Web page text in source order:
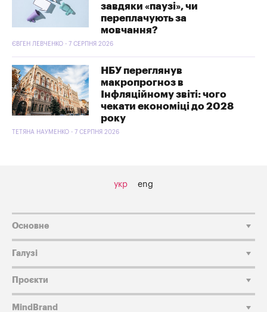
завдяки «паузі», чи
переплачують за
мовчання?
ЄВГЕН ЛЕВЧЕНКО - 7 СЕРПНЯ 2026
НБУ переглянув
макропрогноз в
Інфляційному звіті: чого
чекати економіці до 2028
року
ТЕТЯНА НАУМЕНКО - 7 СЕРПНЯ 2026
укр eng
Основне
Галузі
Проєкти
MindBrand